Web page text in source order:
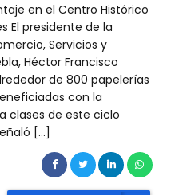
en el Centro Histórico
El presidente de la
Servicios y
Héctor Francisco
de 800 papelerías
con la
clases de este ciclo
[…]